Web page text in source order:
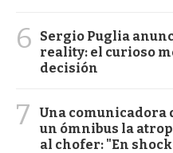
6
Sergio Puglia
reality: el curioso
decisión
7
Una comunicadora
un ómnibus la
al chofer: "En